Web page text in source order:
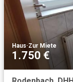
Haus·Zur Miete
1.750 €